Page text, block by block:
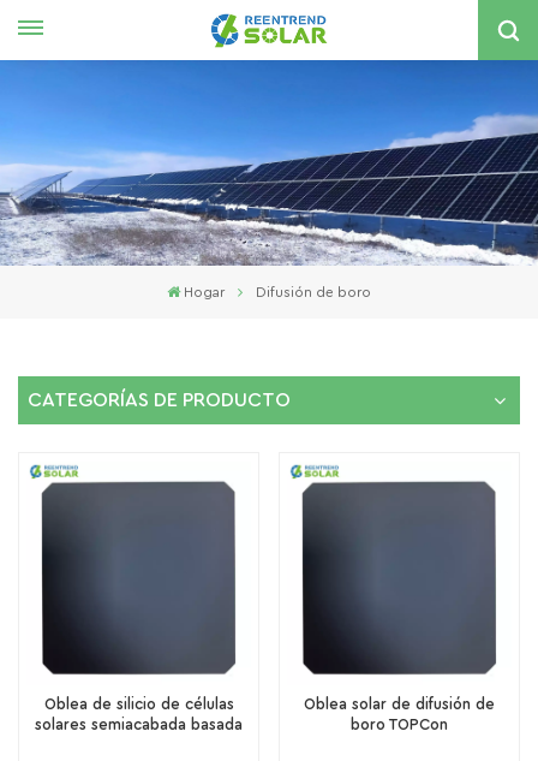
국의
Hogar Difusión de boro
CATEGORÍAS DE PRODUCTO
Oblea de silicio de células
solares semiacabada basada
Oblea solar de difusión de
boro TOPCon